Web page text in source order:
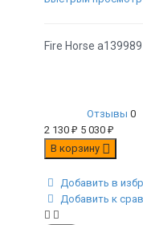
Fire Horse а139989
Отзывы 0
2 130 ₽ 5 030 ₽
В корзину
Добавить в
Добавить к